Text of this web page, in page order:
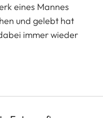
eines Mannes
und gelebt hat
immer wieder